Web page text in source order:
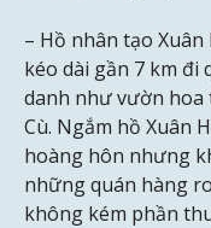
– Hồ nhân tạo
kéo dài gần 7 km đi
danh như vườn hoa
Cù. Ngắm hồ Xuân
hoàng hôn nhưng
những quán hàng
không kém phần